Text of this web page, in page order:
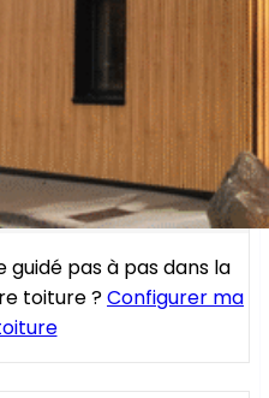
guidé pas à pas dans la
toiture ?Configurer ma